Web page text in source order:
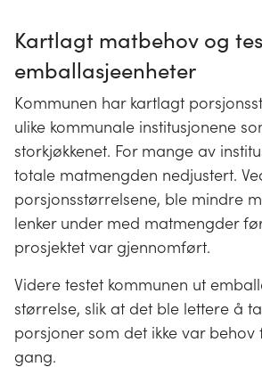
Kartlagt matbehov og
emballasjeenheter
Kommunen har kartlagt
ulike kommunale institusjonene
storkjøkkenet. For mange av
totale matmengden nedjustert.
porsjonsstørrelsene, ble mindre
lenker under med matmengder
prosjektet var gjennomført.
Videre testet kommunen ut
størrelse, slik at det ble lettere å
porsjoner som det ikke var behov
gang.